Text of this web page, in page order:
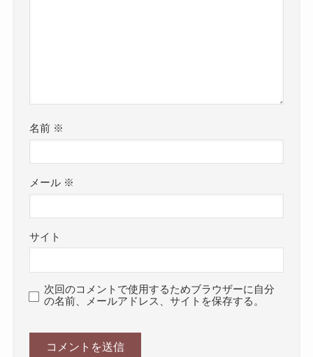
名前 ※
メール ※
サイト
次回のコメントで使用するためブラウザーに自分
の名前、メールアドレス、サイトを保存する。